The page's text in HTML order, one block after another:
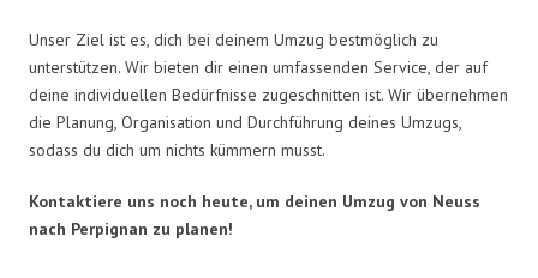
Unser Ziel ist es, dich bei deinem Umzug bestmöglich zu
unterstützen. Wir bieten dir einen umfassenden Service, der auf
deine individuellen Bedürfnisse zugeschnitten ist. Wir übernehmen
die Planung, Organisation und Durchführung deines Umzugs,
sodass du dich um nichts kümmern musst.
Kontaktiere uns noch heute, um deinen Umzug von Neuss
nach Perpignan zu planen!